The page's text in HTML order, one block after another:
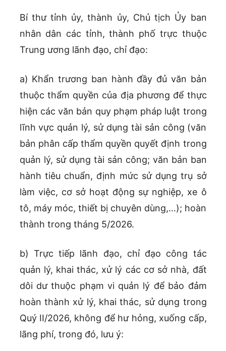
Bí thư tỉnh ủy, thành ủy, Chủ tịch Ủy ban
nhân dân các tỉnh, thành phố trực thuộc
Trung ương lãnh đạo, chỉ đạo:
a) Khẩn trương ban hành đầy đủ văn bản
thuộc thẩm quyền của địa phương để thực
hiện các văn bản quy phạm pháp luật trong
lĩnh vực quản lý, sử dụng tài sản công (văn
bản phân cấp thẩm quyền quyết định trong
quản lý, sử dụng tài sản công; văn bản ban
hành tiêu chuẩn, định mức sử dụng trụ sở
làm việc, cơ sở hoạt động sự nghiệp, xe ô
tô, máy móc, thiết bị chuyên dùng,…); hoàn
thành trong tháng 5/2026.
b) Trực tiếp lãnh đạo, chỉ đạo công tác
quản lý, khai thác, xử lý các cơ sở nhà, đất
dôi dư thuộc phạm vi quản lý để bảo đảm
hoàn thành xử lý, khai thác, sử dụng trong
Quý II/2026, không để hư hỏng, xuống cấp,
lãng phí, trong đó, lưu ý: